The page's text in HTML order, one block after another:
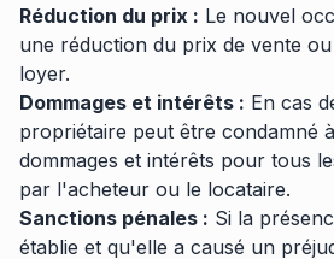
Réduction du prix : Le nouvel
une réduction du prix de vente
loyer.
Dommages et intérêts : En cas
propriétaire peut être condamné
dommages et intérêts pour tous
par l'acheteur ou le locataire.
Sanctions pénales : Si la
établie et qu'elle a causé un